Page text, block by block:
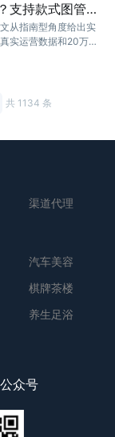
支持款式图管理
从指南型角度给出实
实运营数据和20万
智决策。
共 1134 条
渠道代理
汽车美容
棋牌茶楼
养生足浴
众号